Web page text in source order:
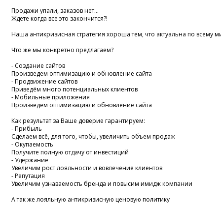
Продажи упали, заказов нет...
Ждете когда все это закончится?!
Наша антикризисная стратегия хороша тем, что актуальна по
Что же мы конкретно предлагаем?
- Создание сайтов
Произведем оптимизацию и обновление сайта
- Продвижение сайтов
Приведём много потенциальных клиентов
- Мобильные приложения
Произведем оптимизацию и обновление сайта
Как результат за Ваше доверие гарантируем:
- Прибыль
Сделаем всё, для того, чтобы, увеличить объем продаж
- Окупаемость
Получите полную отдачу от инвестиций
- Удержание
Увеличим рост лояльности и вовлечение клиентов
- Репутация
Увеличим узнаваемость бренда и повысим имидж компании
А так же лояльную антикризисную ценовую политику